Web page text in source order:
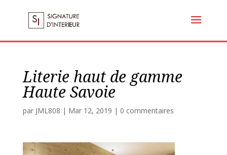
Literie haut de gamme
Haute Savoie
par JML808 | Mar 12, 2019 | 0 commentaires